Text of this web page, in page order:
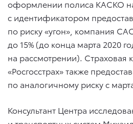
оформлении полиса КАСКО
с идентификатором
по риску «угон», компания
до 15% (до конца марта 2020
на рассмотрении).
«Росгосстрах» также
по аналогичному риску с
Консультант Центра